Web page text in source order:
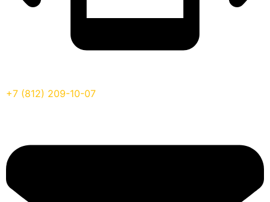
+7 (812) 209-10-07